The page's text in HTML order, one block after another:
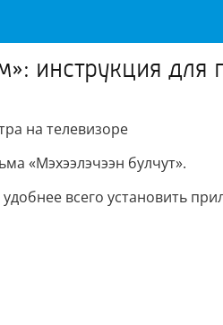
инструкция для
на телевизоре
«Мэхээлэчээн булчут».
всего установить